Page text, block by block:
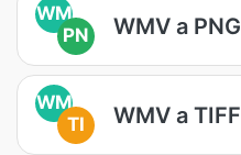
WM
PN
WMV a PNG
WM
TI
WMV a TIFF